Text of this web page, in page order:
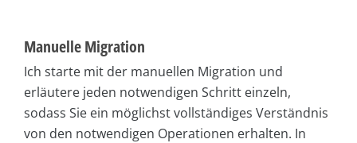
Manuelle Migration
Ich starte mit der manuellen Migration und
erläutere jeden notwendigen Schritt einzeln,
sodass Sie ein möglichst vollständiges Verständnis
von den notwendigen Operationen erhalten. In